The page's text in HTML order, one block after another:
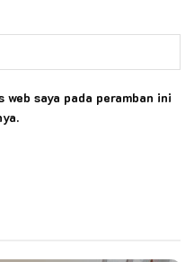
saya pada peramban ini